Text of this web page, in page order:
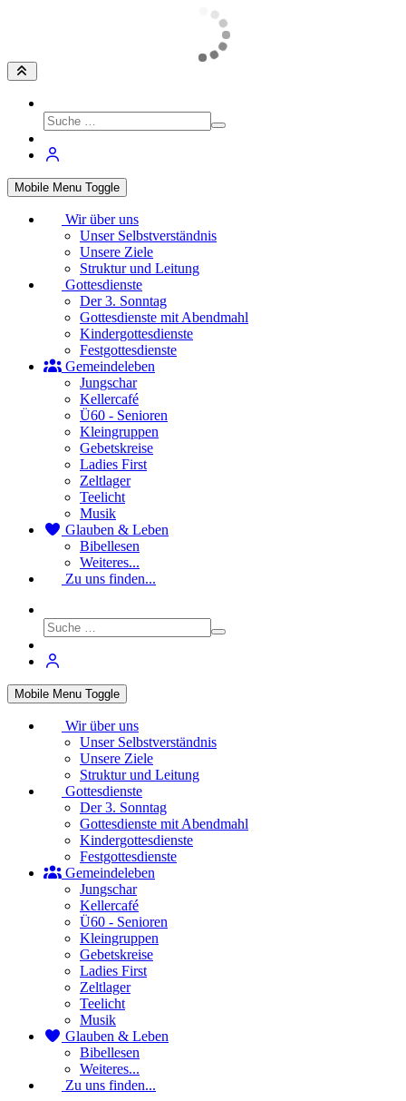
Mobile Menu Toggle
Wir über uns
Unser Selbstverständnis
Unsere Ziele
Struktur und Leitung
Gottesdienste
Der 3. Sonntag
Gottesdienste mit Abendmahl
Kindergottesdienste
Festgottesdienste
Gemeindeleben
Jungschar
Kellercafé
Ü60 - Senioren
Kleingruppen
Gebetskreise
Ladies First
Zeltlager
Teelicht
Musik
Glauben & Leben
Bibellesen
Weiteres...
Zu uns finden...
Mobile Menu Toggle
Wir über uns
Unser Selbstverständnis
Unsere Ziele
Struktur und Leitung
Gottesdienste
Der 3. Sonntag
Gottesdienste mit Abendmahl
Kindergottesdienste
Festgottesdienste
Gemeindeleben
Jungschar
Kellercafé
Ü60 - Senioren
Kleingruppen
Gebetskreise
Ladies First
Zeltlager
Teelicht
Musik
Glauben & Leben
Bibellesen
Weiteres...
Zu uns finden...